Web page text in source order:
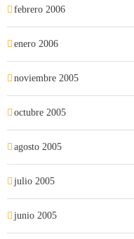
febrero 2006
enero 2006
noviembre 2005
octubre 2005
agosto 2005
julio 2005
junio 2005